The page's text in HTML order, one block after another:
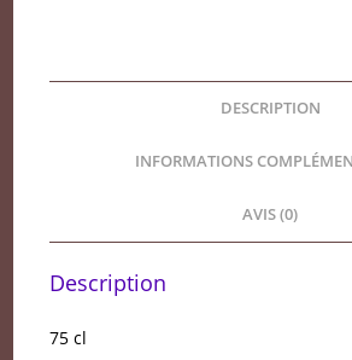
DESCRIPTION
INFORMATIONS
AVIS (0)
Description
75 cl